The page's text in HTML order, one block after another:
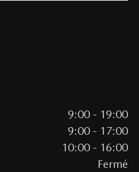
9:00 - 19:00
9:00 - 17:00
10:00 - 16:00
Fermé